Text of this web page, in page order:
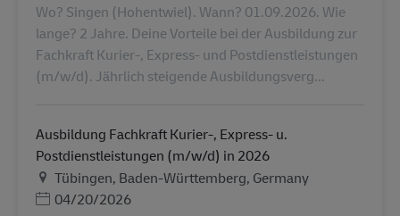
Wo? Singen (Hohentwiel). Wann? 01.09.2026. Wie
lange? 2 Jahre. Deine Vorteile bei der Ausbildung zur
Fachkraft Kurier-, Express- und Postdienstleistungen
(m/w/d). Jährlich steigende Ausbildungsverg...
Ausbildung Fachkraft Kurier-, Express- u.
Postdienstleistungen (m/w/d) in 2026
Ubicación
Tübingen, Baden-Württemberg, Germany
Posted Date
04/20/2026